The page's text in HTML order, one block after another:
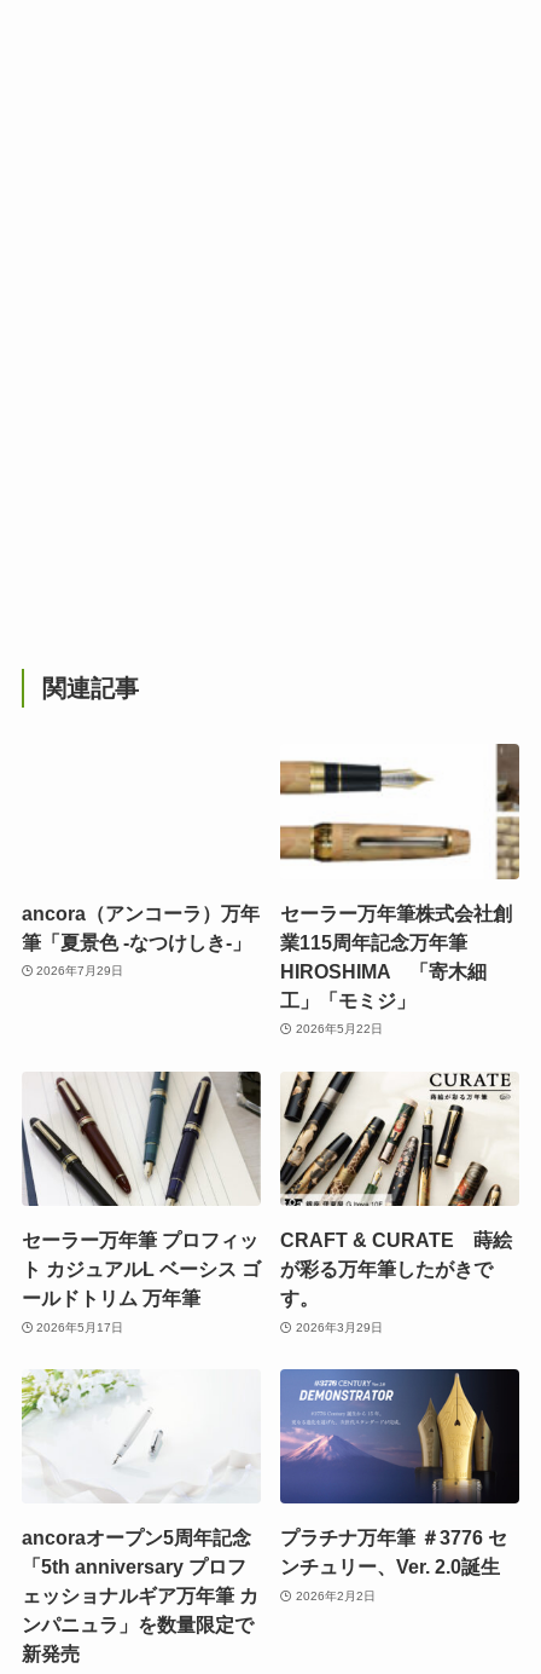
関連記事
ancora（アンコーラ）万年
筆「夏景色 -なつけしき-」
2026年7月29日
セーラー万年筆株式会社創
業115周年記念万年筆
HIROSHIMA 「寄木細
工」「モミジ」
2026年5月22日
セーラー万年筆 プロフィッ
ト カジュアルL ベーシス ゴ
ールドトリム 万年筆
2026年5月17日
CRAFT & CURATE 蒔絵
が彩る万年筆したがきで
す。
2026年3月29日
ancoraオープン5周年記念
「5th anniversary プロフ
ェッショナルギア万年筆 カ
ンパニュラ」を数量限定で
新発売
プラチナ万年筆 ＃3776 セ
ンチュリー、Ver. 2.0誕生
2026年2月2日